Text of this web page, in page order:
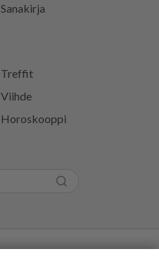
Treffit
Viihde
Horoskooppi
Sanakirja